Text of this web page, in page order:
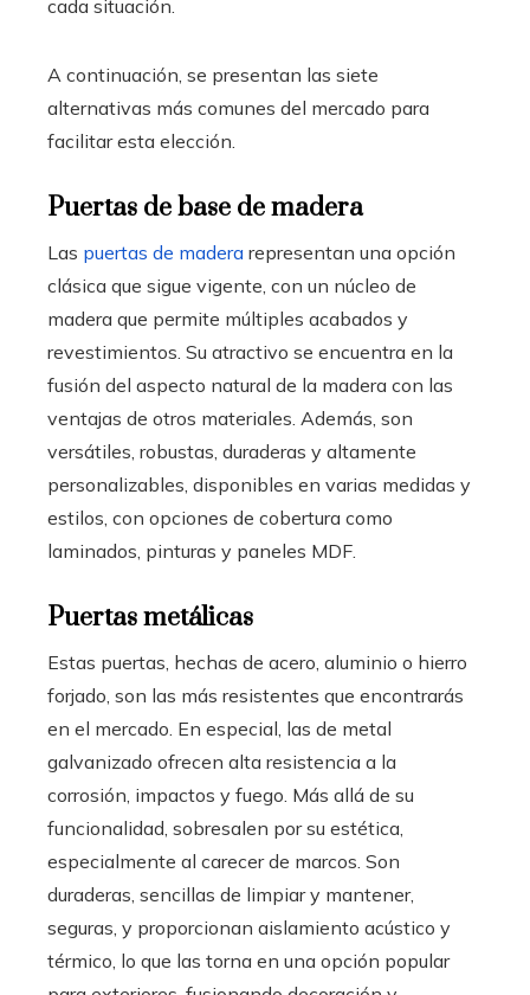
cada situación.
A continuación, se presentan las siete
alternativas más comunes del mercado para
facilitar esta elección.
Puertas de base de madera
Las puertas de madera representan una opción
clásica que sigue vigente, con un núcleo de
madera que permite múltiples acabados y
revestimientos. Su atractivo se encuentra en la
fusión del aspecto natural de la madera con las
ventajas de otros materiales. Además, son
versátiles, robustas, duraderas y altamente
personalizables, disponibles en varias medidas y
estilos, con opciones de cobertura como
laminados, pinturas y paneles MDF.
Puertas metálicas
Estas puertas, hechas de acero, aluminio o hierro
forjado, son las más resistentes que encontrarás
en el mercado. En especial, las de metal
galvanizado ofrecen alta resistencia a la
corrosión, impactos y fuego. Más allá de su
funcionalidad, sobresalen por su estética,
especialmente al carecer de marcos. Son
duraderas, sencillas de limpiar y mantener,
seguras, y proporcionan aislamiento acústico y
térmico, lo que las torna en una opción popular